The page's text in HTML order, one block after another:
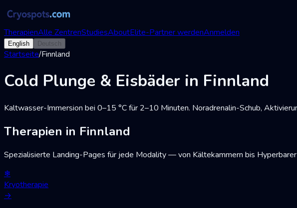
TherapienAlle ZentrenStudiesAboutElite-Partner werdenAnmelden
English Deutsch
Startseite/Finnland
Cold Plunge & Eisbäder in Finnland
Kaltwasser-Immersion bei 0–15 °C für 2–10 Minuten. Noradrenalin-Schub,
Therapien in Finnland
Spezialisierte Landing-Pages für jede Modality — von Kältekammern bis
❄
Kryotherapie
→